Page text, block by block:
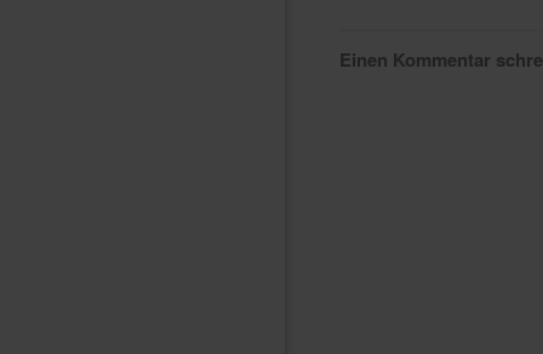
Einen Kommentar